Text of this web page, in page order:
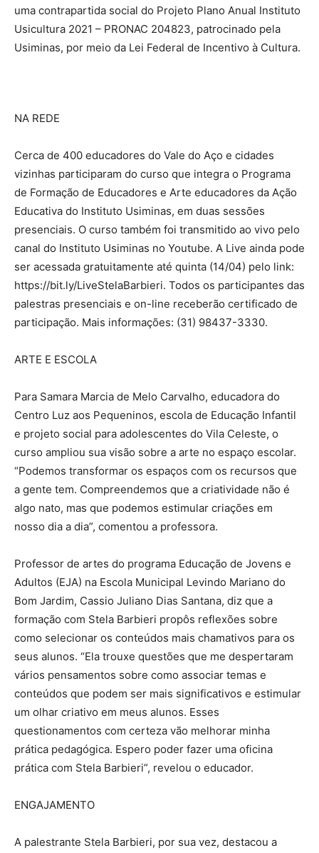
uma contrapartida social do Projeto Plano Anual Instituto
Usicultura 2021 – PRONAC 204823, patrocinado pela
Usiminas, por meio da Lei Federal de Incentivo à Cultura.
NA REDE
Cerca de 400 educadores do Vale do Aço e cidades
vizinhas participaram do curso que integra o Programa
de Formação de Educadores e Arte educadores da Ação
Educativa do Instituto Usiminas, em duas sessões
presenciais. O curso também foi transmitido ao vivo pelo
canal do Instituto Usiminas no Youtube. A Live ainda pode
ser acessada gratuitamente até quinta (14/04) pelo link:
https://bit.ly/LiveStelaBarbieri. Todos os participantes das
palestras presenciais e on-line receberão certificado de
participação. Mais informações: (31) 98437-3330.
ARTE E ESCOLA
Para Samara Marcia de Melo Carvalho, educadora do
Centro Luz aos Pequeninos, escola de Educação Infantil
e projeto social para adolescentes do Vila Celeste, o
curso ampliou sua visão sobre a arte no espaço escolar.
“Podemos transformar os espaços com os recursos que
a gente tem. Compreendemos que a criatividade não é
algo nato, mas que podemos estimular criações em
nosso dia a dia”, comentou a professora.
Professor de artes do programa Educação de Jovens e
Adultos (EJA) na Escola Municipal Levindo Mariano do
Bom Jardim, Cassio Juliano Dias Santana, diz que a
formação com Stela Barbieri propôs reflexões sobre
como selecionar os conteúdos mais chamativos para os
seus alunos. “Ela trouxe questões que me despertaram
vários pensamentos sobre como associar temas e
conteúdos que podem ser mais significativos e estimular
um olhar criativo em meus alunos. Esses
questionamentos com certeza vão melhorar minha
prática pedagógica. Espero poder fazer uma oficina
prática com Stela Barbieri”, revelou o educador.
ENGAJAMENTO
A palestrante Stela Barbieri, por sua vez, destacou a